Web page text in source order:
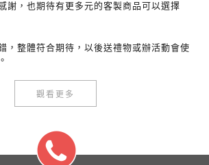
謝，也期待有更多元的客製商品可以選擇
，整體符合期待，以後送禮物或辦活動會使
觀看更多